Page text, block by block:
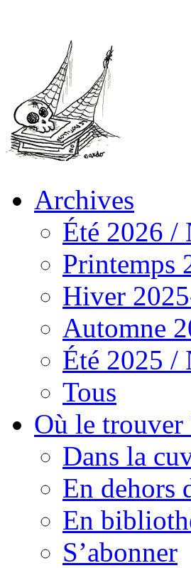
Archives
Été 2026 /
Printemps
Hiver
Automne
Été 2025 /
Tous
Où le trouver
Dans la
En dehors
En
S’abonner